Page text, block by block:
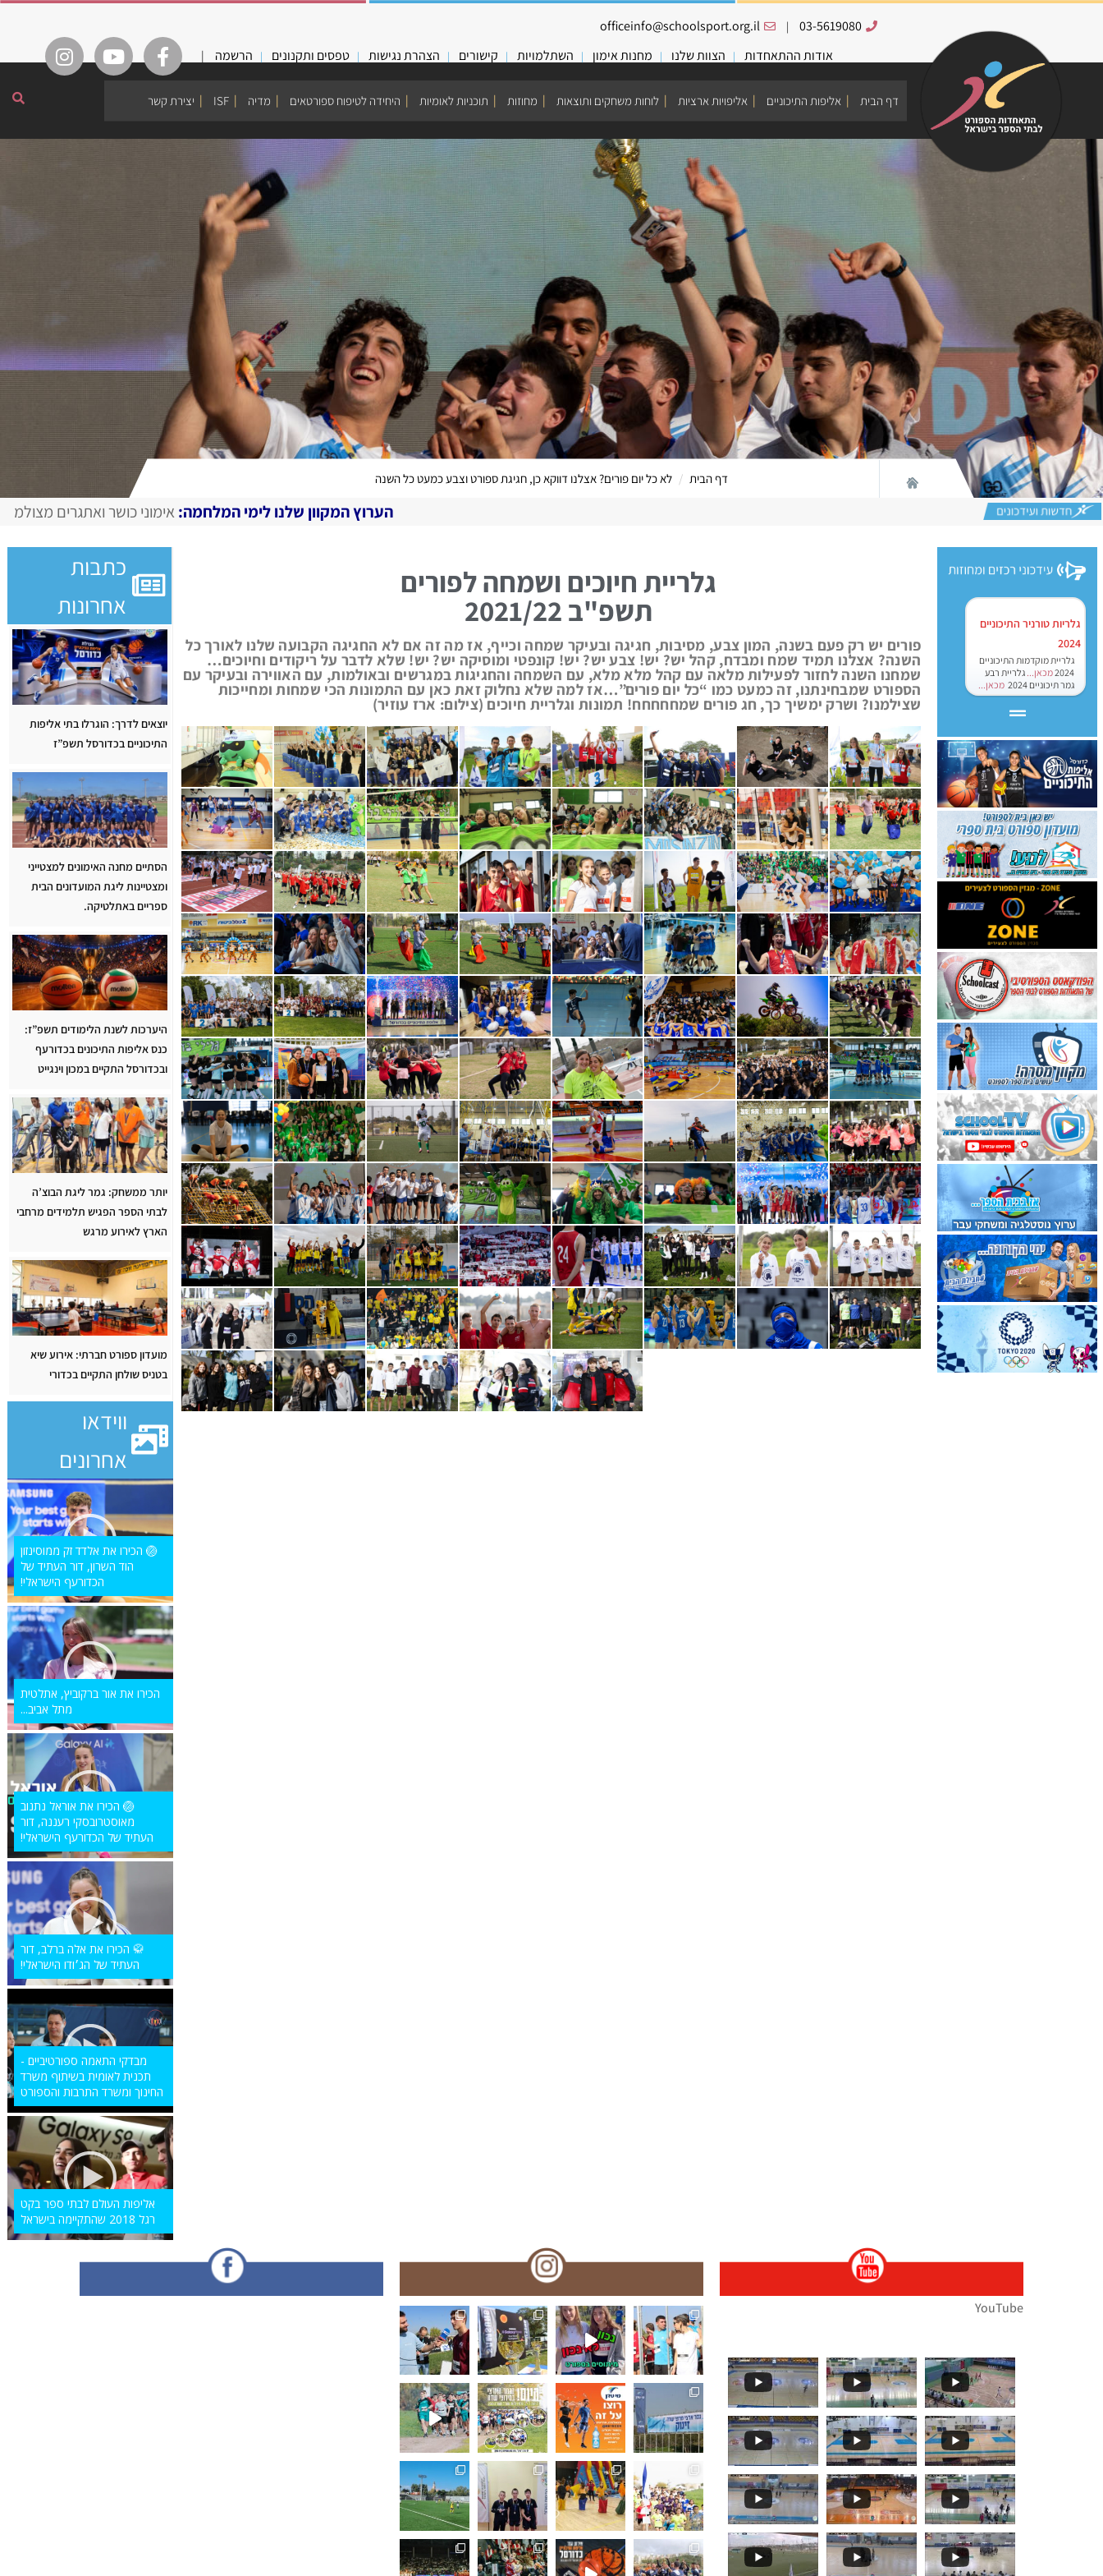
03-5619080
|
officeinfo@schoolsport.org.il
אודות ההתאחדות
הצוות שלנו מחנות אימון השתלמויות קישורים הצהרת נגישות טפסים ותקנונים הרשמה |
דף הבית אליפות התיכוניים אליפויות ארציות לוחות משחקים ותוצאות מחוזות תוכניות לאומיות היחידה לטיפוח ספורטאים מדיה ISF יצירת קשר
דף הבית לא כל יום פורים? אצלנו דווקא כן, חגיגת ספורט וצבע כמעט כל השנה
הערוץ המקוון שלנו לימי המלחמה:אימוני כושר ואתגרים מצולמים, מגזין דיגיטלי
גלריות טורניר התיכוניים
2024
גלריית מוקדמות התיכוניים
2024מכאן... גלריית רבע
גמר תיכוניים 2024
מכאן...
גלריית חיוכים ושמחה לפורים
תשפ"ב 2021/22
פורים יש רק פעם בשנה, המון צבע, מסיבות, חגיגה ובעיקר שמחה וכייף, אז מה זה אם לא החגיגה הקבועה שלנו לאורך כל
השנה? אצלנו תמיד שמח ומבדח, קהל יש? יש! צבע יש? יש! קונפטי ומוסיקה יש? יש! שלא לדבר על ריקודים וחיוכים…
שמחנו השנה לחזור לפעילות מלאה עם קהל מלא מלא, עם השמחה והחגיגות במגרשים ובאולמות, עם האווירה ובעיקר עם
הספורט שמבחינתנו, זה כמעט כמו “כל יום פורים”…אז למה שלא נחלוק זאת כאן עם התמונות הכי שמחות ומחייכות
שצילמנו? ושרק ימשיך כך, חג פורים שמחחחחח! תמונות וגלריית חיוכים (צילום: ארז עוזיר)
כתבות
אחרונות
יוצאים לדרך: הוגרלו בתי אליפות
התיכוניים בכדורסל תשפ”ז
הסתיים מחנה האימונים למצטייני
ומצטיינות ליגת המועדונים הבית
ספריים באתלטיקה.
היערכות לשנת הלימודים תשפ”ז:
כנס אליפות התיכונים בכדורעף
ובכדורסל התקיים במכון וינגייט
יותר ממשחק: גמר ליגת הבוצ’ה
לבתי הספר הפגיש תלמידים מרחבי
הארץ לאירוע מרגש
מועדון ספורט חברתי: אירוע שיא
בטניס שולחן התקיים בכדורי
ווידאו
אחרונים
🏐 הכירו את אלדד זק ממוסינזון
הוד השרון, דור העתיד של
הכדורעף הישראלי!
הכירו את אור ברקוביץ, אתלטית
מתל אביב...
🏐 הכירו את אוראל נתנוב
מאוסטרובסקי רעננה, דור
העתיד של הכדורעף הישראלי!
🥋 הכירו את אלה ברלב, דור
העתיד של הג׳ודו הישראלי!
מבדקי התאמה ספורטיביים -
תכנית לאומית בשיתוף משרד
החינוך ומשרד התרבות והספורט
אליפות העולם לבתי ספר בקט
רגל 2018 שהתקיימה בישראל
YouTube תפסנו אתכם רגע לפני המירוץ כדי לעזור לנו לנפץ כמה🏆🏃‍♀️🏃 🌞🌼האליפות הארצית במרוצי שדה!! עמק המעיינות
🏆🏃‍♀️🏃 יצאנו לדרך אל האליפות הארצית במרוצי שדה!! מ
🏆🏃‍♀️🏃 האליפות הארצית במרוצי שדה...רוצו על זה!! וג
🏆🏃‍♀️🏃 היום!!האליפות הארצית במרוצי שדה!!מאות משתתפ
🏆🏃‍♀️🏃 מחר!! האליפות הארצית במרוצי שדה! מאות משתתפ
🏆🏃‍♀️🏃 האליפות הארצית במרוצי שדה...! ברביעי הקרוב
🤸‍♂️⛹️‍♀️ "משחקים כמו פעם": בחמישי האחרון, סנונית
🏓🏆 מחוז חיפה: ליגת המועדונים בטנ"ש, ז'-ח' תלמידים🏓
ואלופת מחוז ת"א בכדורגל ⚽🏆 היא... ליבוביץ נתניה!!.
🏆⚽️ קבלו את תיכון קשת ראם (סליסברג)✨👏👏 אלופת מחוז
🏀🏆🌟 𝙏𝒉𝒆 𝙁𝒊𝒏𝒂𝒍𝒔 𝙀𝒗𝒆𝒏𝒕! 🌞🏀 שודר הבוקר בערוץ 13...עפר 🏀🏆🌟 𝟰𝘁𝗵 𝑺𝒆𝒕 - 𝑴𝒐𝒎𝒆𝒏𝒕𝒔 𝑻𝒐 𝑹𝒆𝒎𝒆𝒎𝒃𝒆𝒓! סט רביעי ואחרון 🏀🏆🌟 𝟯𝗿𝗱 𝑺𝒆𝒕 - 𝑴𝒐𝒎𝒆𝒏𝒕𝒔 𝑻𝒐 𝑹𝒆𝒎𝒆𝒎𝒃𝒆𝒓! קבלו עוד רגעים